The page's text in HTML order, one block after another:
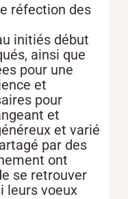
réfection des
initiés début
ainsi que
pour une
et
pour
et
et varié
par des
ont
se retrouver
leurs voeux